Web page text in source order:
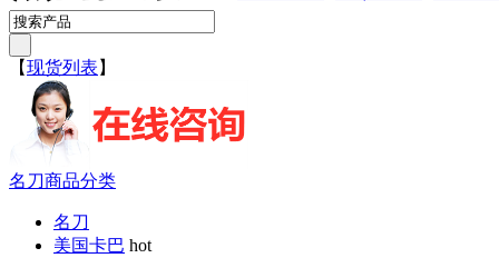
【现货列表 】
名刀商品分类
名刀
美国卡巴 hot